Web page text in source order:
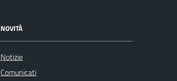
NOVITÀ
Notizie
Comunicati